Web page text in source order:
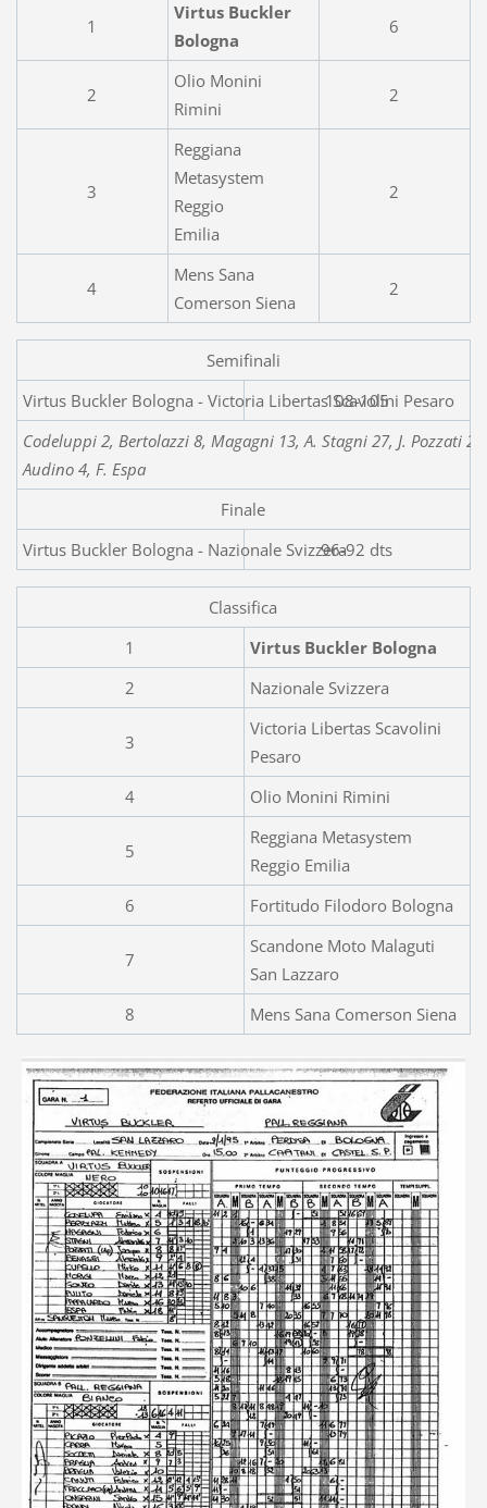
1
Virtus Buckler
Bologna
6
2
Olio Monini
Rimini
2
3
Reggiana
Metasystem
Reggio
Emilia
2
4
Mens Sana
Comerson Siena
2
Semifinali
Virtus Buckler Bologna -
108-105
Codeluppi 2, Bertolazzi 8, Magagni 13, A. Stagni 27, J. Pozzati
Audino 4, F. Espa
Finale
Virtus Buckler Bologna - Nazionale Svizzera96-92 dts
Classifica
1
Virtus Buckler Bologna
2
Nazionale Svizzera
3
Victoria Libertas Scavolini
Pesaro
4
Olio Monini Rimini
5
Reggiana Metasystem
Reggio Emilia
6
Fortitudo Filodoro Bologna
7
Scandone Moto Malaguti
San Lazzaro
8
Mens Sana Comerson Siena